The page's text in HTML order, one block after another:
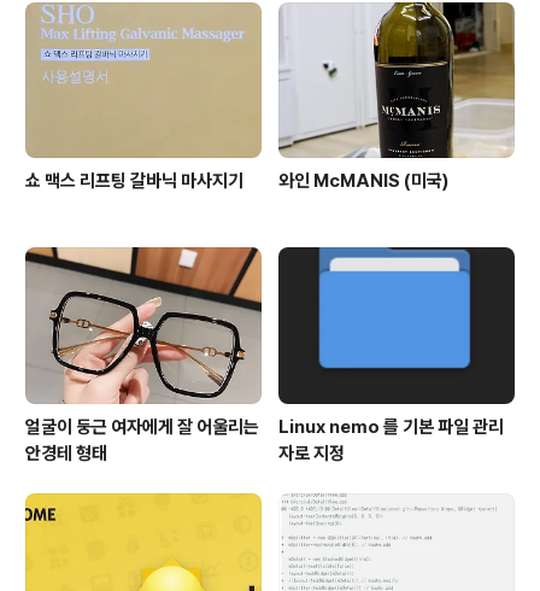
쇼 맥스 리프팅 갈바닉 마사지기 와인 McMANIS (미국)
얼굴이 둥근 여자에게 잘 어울리는
안경테 형태
Linux nemo 를 기본 파일 관리
자로 지정